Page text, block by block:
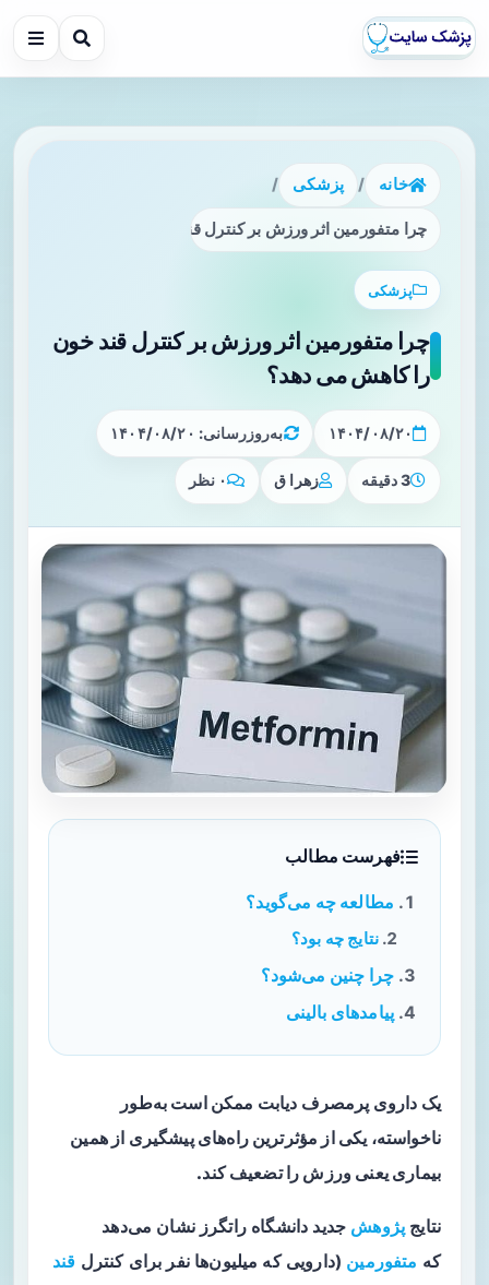
خانه / پزشکی /
چرا متفورمین اثر ورزش بر کنترل قند خون را کاهش می دهد؟
پزشکی
چرا متفورمین اثر ورزش بر کنترل قند خون
را کاهش می دهد؟
۱۴۰۴/۰۸/۲۰ به‌روزرسانی: ۱۴۰۴/۰۸/۲۰
3 دقیقه زهرا ق ۰ نظر
فهرست مطالب
مطالعه چه می‌گوید؟
نتایج چه بود؟
چرا چنین می‌شود؟
پیامدهای بالینی
یک داروی پرمصرف دیابت ممکن است به‌طور
ناخواسته، یکی از مؤثرترین راه‌های پیشگیری از همین
بیماری یعنی ورزش را تضعیف کند.
نتایج پژوهش جدید دانشگاه راتگرز نشان می‌دهد
که متفورمین (دارویی که میلیون‌ها نفر برای کنترل قند